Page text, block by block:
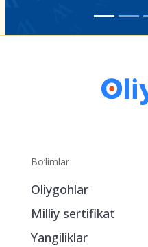
Bo‘limlar
Oliygohlar
Milliy sertifikat
Yangiliklar